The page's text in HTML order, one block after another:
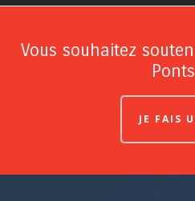
Vous souhaitez
JE FAIS